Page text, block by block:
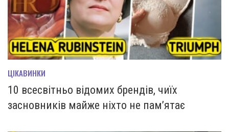
ЦІКАВИНКИ
10 всесвітньо відомих брендів, чиїх
засновників майже ніхто не пам’ятає